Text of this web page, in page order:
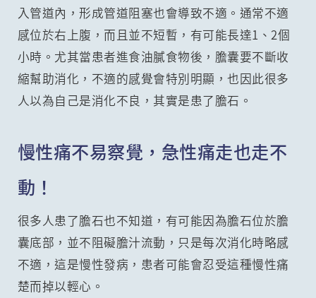
入管道內，形成管道阻塞也會導致不適。通常不適
感位於右上腹，而且並不短暫，有可能長達1、2個
小時。尤其當患者進食油膩食物後，膽囊要不斷收
縮幫助消化，不適的感覺會特別明顯，也因此很多
人以為自己是消化不良，其實是患了膽石。
慢性痛不易察覺，急性痛走也走不
動！
很多人患了膽石也不知道，有可能因為膽石位於膽
囊底部，並不阻礙膽汁流動，只是每次消化時略感
不適，這是慢性發病，患者可能會忍受這種慢性痛
楚而掉以輕心。